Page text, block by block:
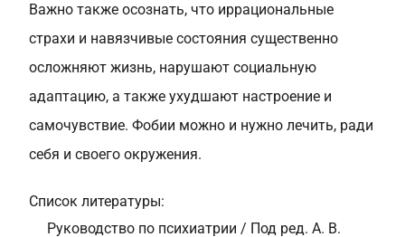
Важно также осознать, что иррациональные
страхи и навязчивые состояния существенно
осложняют жизнь, нарушают социальную
адаптацию, а также ухудшают настроение и
самочувствие. Фобии можно и нужно лечить, ради
себя и своего окружения.
Список литературы:
Руководство по психиатрии / Под ред. А. В.